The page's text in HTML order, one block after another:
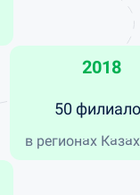
2018
50
в регионах